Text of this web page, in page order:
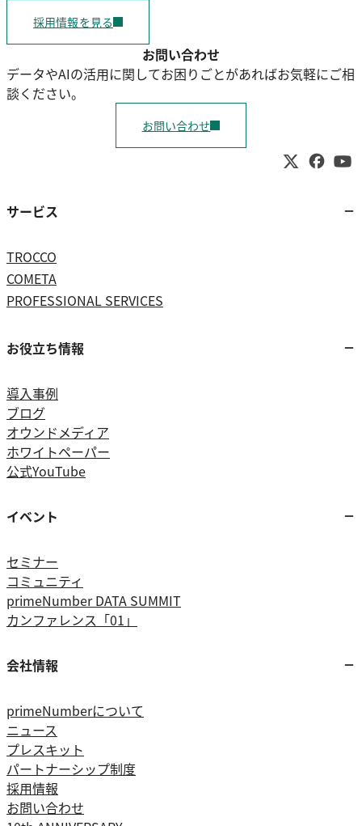
採用情報を見る
お問い合わせ
データやAIの活用に関してお困りごとがあればお気軽にご相
談ください。
お問い合わせ
サービス
TROCCO
COMETA
PROFESSIONAL SERVICES
お役立ち情報
導入事例
ブログ
オウンドメディア
ホワイトペーパー
公式YouTube
イベント
セミナー
コミュニティ
primeNumber DATA SUMMIT
カンファレンス「01」
会社情報
primeNumberについて
ニュース
プレスキット
パートナーシップ制度
採用情報
お問い合わせ